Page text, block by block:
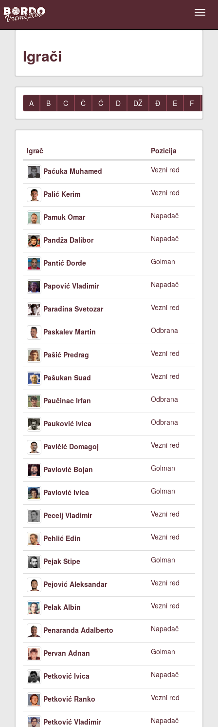
Igrači
A B C Č Ć D DŽ Đ E F
Igrač Pozicija
Paćuka Muhamed Vezni red
Palić Kerim Vezni red
Pamuk Omar Napadač
Pandža Dalibor Napadač
Pantić Đorđe Golman
Papović Vladimir Napadač
Parađina Svetozar Vezni red
Paskalev Martin Odbrana
Pašić Predrag Vezni red
Pašukan Suad Vezni red
Paučinac Irfan Odbrana
Pauković Ivica Odbrana
Pavičić Domagoj Vezni red
Pavlović Bojan Golman
Pavlović Ivica Golman
Pecelj Vladimir Vezni red
Pehlić Edin Vezni red
Pejak Stipe Golman
Pejović Aleksandar Vezni red
Pelak Albin Vezni red
Penaranda Adalberto Napadač
Pervan Adnan Golman
Petković Ivica Napadač
Petković Ranko Vezni red
Petković Vladimir Napadač